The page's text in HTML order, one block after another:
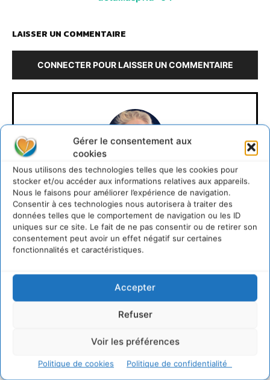
Gérer le consentement aux
cookies
Nous utilisons des technologies telles que les cookies pour
stocker et/ou accéder aux informations relatives aux appareils.
Nous le faisons pour améliorer l’expérience de navigation.
Consentir à ces technologies nous autorisera à traiter des
données telles que le comportement de navigation ou les ID
uniques sur ce site. Le fait de ne pas consentir ou de retirer son
consentement peut avoir un effet négatif sur certaines
fonctionnalités et caractéristiques.
Accepter
Refuser
Voir les préférences
Politique de cookies Politique de confidentialité
LAISSER UN COMMENTAIRE
CONNECTER POUR LAISSER UN COMMENTAIRE
Cyrille Souche
https://cdurable.info
Directeur de la Publication Cdurable.info qui a eu 20
ans en 2025 ... L'occasion de supprimer la publicité et
d'un nouveau départ vers un webmedia participatif
et partager les solutions utiles et durables pour agir
et coopérer avec le vivant. Je suis ouvert à toute
au service de la régénération du vivant.